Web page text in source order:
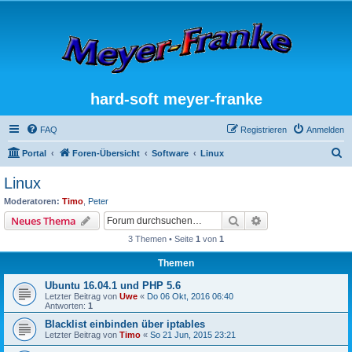
hard-soft meyer-franke
FAQ Anmelden
Registrieren
Portal Foren-Übersicht Software Linux
Linux
Moderatoren: Timo Peter
Neues Thema Suche
3 Themen • Seite 1 von 1
Themen
Ubuntu 16.04.1 und PHP 5.6
Letzter Beitrag von Uwe « Do 06 Okt, 2016 06:40
Antworten: 1
Blacklist einbinden über iptables
Letzter Beitrag von Timo « So 21 Jun, 2015 23:21